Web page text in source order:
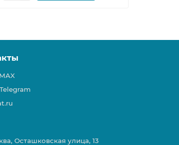
Осташковская улица, 13